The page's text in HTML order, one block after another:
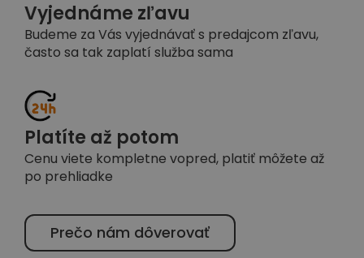
Vyjednáme zľavu
Budeme za Vás vyjednávať s predajcom zľavu,
často sa tak zaplatí služba sama
Platíte až potom
Cenu viete kompletne vopred, platiť môžete až
po prehliadke
Prečo nám dôverovať